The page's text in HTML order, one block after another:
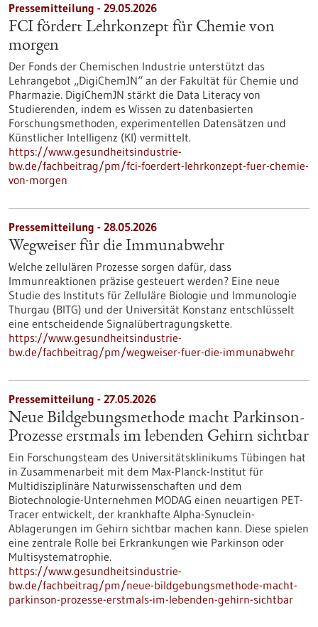
Pressemitteilung - 29.05.2026
FCI fördert Lehrkonzept für Chemie von
morgen
Der Fonds der Chemischen Industrie unterstützt das
Lehrangebot „DigiChemJN“ an der Fakultät für Chemie und
Pharmazie. DigiChemJN stärkt die Data Literacy von
Studierenden, indem es Wissen zu datenbasierten
Forschungsmethoden, experimentellen Datensätzen und
Künstlicher Intelligenz (KI) vermittelt.
https://www.gesundheitsindustrie-
bw.de/fachbeitrag/pm/fci-foerdert-lehrkonzept-fuer-chemie-
von-morgen
Pressemitteilung - 28.05.2026
Wegweiser für die Immunabwehr
Welche zellulären Prozesse sorgen dafür, dass
Immunreaktionen präzise gesteuert werden? Eine neue
Studie des Instituts für Zelluläre Biologie und Immunologie
Thurgau (BITG) und der Universität Konstanz entschlüsselt
eine entscheidende Signalübertragungskette.
https://www.gesundheitsindustrie-
bw.de/fachbeitrag/pm/wegweiser-fuer-die-immunabwehr
Pressemitteilung - 27.05.2026
Neue Bildgebungsmethode macht Parkinson-
Prozesse erstmals im lebenden Gehirn sichtbar
Ein Forschungsteam des Universitätsklinikums Tübingen hat
in Zusammenarbeit mit dem Max-Planck-Institut für
Multidisziplinäre Naturwissenschaften und dem
Biotechnologie-Unternehmen MODAG einen neuartigen PET-
Tracer entwickelt, der krankhafte Alpha-Synuclein-
Ablagerungen im Gehirn sichtbar machen kann. Diese spielen
eine zentrale Rolle bei Erkrankungen wie Parkinson oder
Multisystematrophie.
https://www.gesundheitsindustrie-
bw.de/fachbeitrag/pm/neue-bildgebungsmethode-macht-
parkinson-prozesse-erstmals-im-lebenden-gehirn-sichtbar